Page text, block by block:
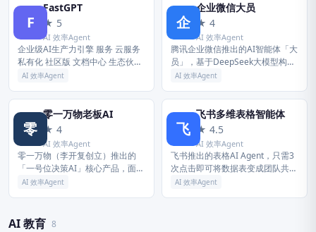
F
FastGPT
★ 5
AI 效率Agent
企业级AI生产力引擎 服务 云服务
私有化 社区版 文档中心 生态伙伴
Sealos AI Proxy 更多信息 邮箱：
AI 效率Agent
企
企业微信大员
★ 4
AI 效率Agent
腾讯企业微信推出的AI智能体「大
员」，基于DeepSeek大模型构建
并经混元架构微调。在企业微信任
前页面上下文，自动完成客户...
AI 效率Agent
零
零一万物老板AI
★ 4
AI 效率Agent
零一万物（李开复创立）推出的
「一号位决策AI」核心产品，面向
企业经营一号位。自动整合会议纪
议，并...
AI 效率Agent
飞
飞书多维表格智能体
★ 4.5
AI 效率Agent
飞书推出的表格AI Agent，只需3
次点击即可将数据表变成团队共用
的AI同事。可在群聊中@它查数
AI 效率Agent
AI 教育 8